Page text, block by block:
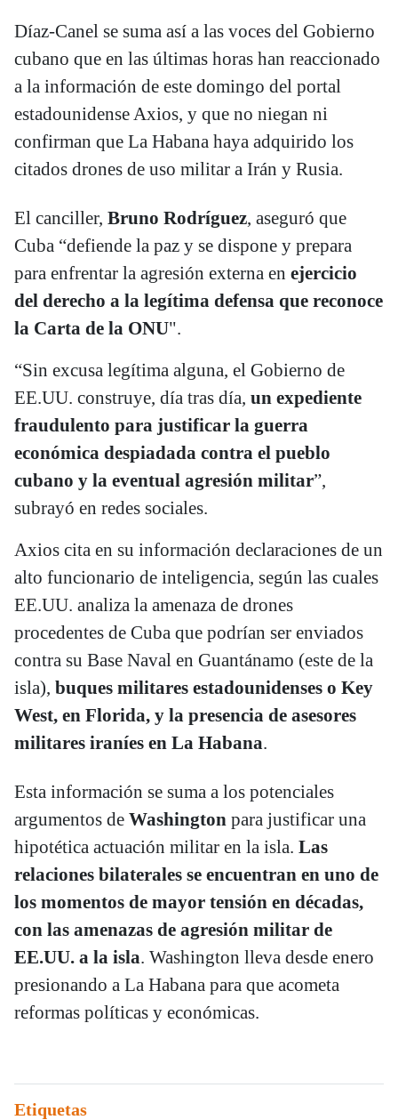
Díaz-Canel se suma así a las voces del Gobierno
cubano que en las últimas horas han reaccionado
a la información de este domingo del portal
estadounidense Axios, y que no niegan ni
confirman que La Habana haya adquirido los
citados drones de uso militar a Irán y Rusia.
El canciller, Bruno Rodríguez, aseguró que
Cuba “defiende la paz y se dispone y prepara
para enfrentar la agresión externa en ejercicio
del derecho a la legítima defensa que reconoce
la Carta de la ONU".
“Sin excusa legítima alguna, el Gobierno de
EE.UU. construye, día tras día, un expediente
fraudulento para justificar la guerra
económica despiadada contra el pueblo
cubano y la eventual agresión militar”,
subrayó en redes sociales.
Axios cita en su información declaraciones de un
alto funcionario de inteligencia, según las cuales
EE.UU. analiza la amenaza de drones
procedentes de Cuba que podrían ser enviados
contra su Base Naval en Guantánamo (este de la
isla), buques militares estadounidenses o Key
West, en Florida, y la presencia de asesores
militares iraníes en La Habana.
Esta información se suma a los potenciales
argumentos de Washington para justificar una
hipotética actuación militar en la isla. Las
relaciones bilaterales se encuentran en uno de
los momentos de mayor tensión en décadas,
con las amenazas de agresión militar de
EE.UU. a la isla. Washington lleva desde enero
presionando a La Habana para que acometa
reformas políticas y económicas.
Etiquetas